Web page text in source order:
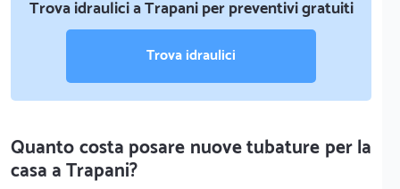
Trova idraulici a Trapani per preventivi gratuiti
Trova idraulici
Quanto costa posare nuove tubature per la
casa a Trapani?